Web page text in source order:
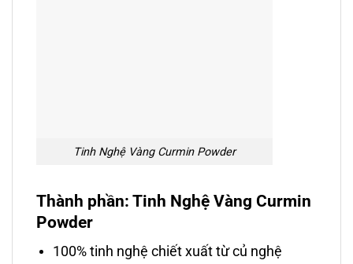
Tinh Nghệ Vàng Curmin Powder
Thành phần: Tinh Nghệ Vàng Curmin
Powder
100% tinh nghệ chiết xuất từ củ nghệ